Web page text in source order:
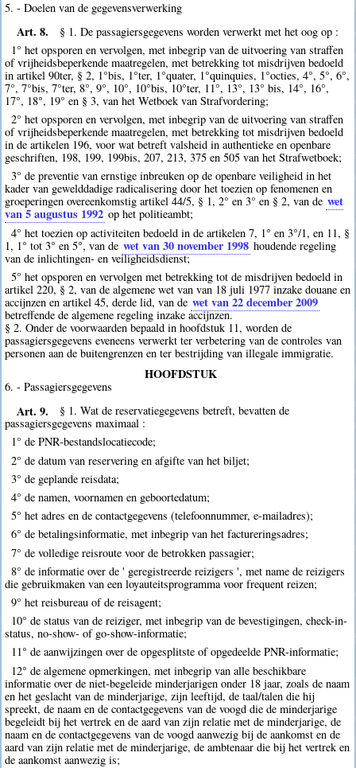
5. - Doelen van de gegevensverwerking
Art. 8.
§ 1. De passagiersgegevens worden verwerkt met het oog op :
1° het opsporen en vervolgen, met inbegrip van de uitvoering van straffen
of vrijheidsbeperkende maatregelen, met betrekking tot misdrijven bedoeld
in artikel 90ter, § 2, 1°bis, 1°ter, 1°quater, 1°quinquies, 1°octies, 4°, 5°, 6°,
7°, 7°bis, 7°ter, 8°, 9°, 10°, 10°bis, 10°ter, 11°, 13°, 13° bis, 14°, 16°,
17°, 18°, 19° en § 3, van het Wetboek van Strafvordering;
2° het opsporen en vervolgen, met inbegrip van de uitvoering van straffen
of vrijheidsbeperkende maatregelen, met betrekking tot misdrijven bedoeld
in de artikelen 196, voor wat betreft valsheid in authentieke en openbare
geschriften, 198, 199, 199bis, 207, 213, 375 en 505 van het Strafwetboek;
3° de preventie van ernstige inbreuken op de openbare veiligheid in het
kader van gewelddadige radicalisering door het toezien op fenomenen en
groeperingen overeenkomstig artikel 44/5, § 1, 2° en 3° en § 2, van de wet
van 5 augustus 1992 op het politieambt;
4° het toezien op activiteiten bedoeld in de artikelen 7, 1° en 3°/1, en 11, §
1, 1° tot 3° en 5°, van de wet van 30 november 1998 houdende regeling
van de inlichtingen- en veiligheidsdienst;
5° het opsporen en vervolgen met betrekking tot de misdrijven bedoeld in
artikel 220, § 2, van de algemene wet van van 18 juli 1977 inzake douane en
accijnzen en artikel 45, derde lid, van de wet van 22 december 2009
betreffende de algemene regeling inzake accijnzen.
§ 2. Onder de voorwaarden bepaald in hoofdstuk 11, worden de
passagiersgegevens eveneens verwerkt ter verbetering van de controles van
personen aan de buitengrenzen en ter bestrijding van illegale immigratie.
HOOFDSTUK
6. - Passagiersgegevens
Art. 9.
§ 1. Wat de reservatiegegevens betreft, bevatten de
passagiersgegevens maximaal :
1° de PNR-bestandslocatiecode;
2° de datum van reservering en afgifte van het biljet;
3° de geplande reisdata;
4° de namen, voornamen en geboortedatum;
5° het adres en de contactgegevens (telefoonnummer, e-mailadres);
6° de betalingsinformatie, met inbegrip van het factureringsadres;
7° de volledige reisroute voor de betrokken passagier;
8° de informatie over de ' geregistreerde reizigers ', met name de reizigers
die gebruikmaken van een loyauteitsprogramma voor frequent reizen;
9° het reisbureau of de reisagent;
10° de status van de reiziger, met inbegrip van de bevestigingen, check-in-
status, no-show- of go-show-informatie;
11° de aanwijzingen over de opgesplitste of opgedeelde PNR-informatie;
12° de algemene opmerkingen, met inbegrip van alle beschikbare
informatie over de niet-begeleide minderjarigen onder 18 jaar, zoals de naam
en het geslacht van de minderjarige, zijn leeftijd, de taal/talen die hij
spreekt, de naam en de contactgegevens van de voogd die de minderjarige
begeleidt bij het vertrek en de aard van zijn relatie met de minderjarige, de
naam en de contactgegevens van de voogd aanwezig bij de aankomst en de
aard van zijn relatie met de minderjarige, de ambtenaar die bij het vertrek en
de aankomst aanwezig is;